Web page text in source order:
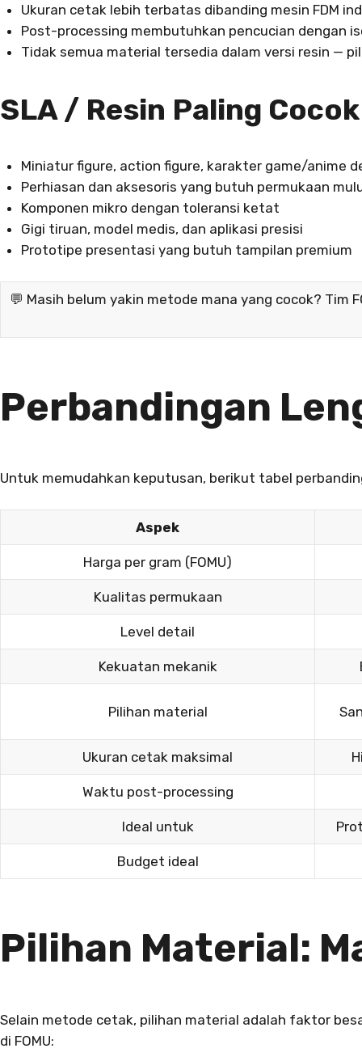
Ukuran cetak lebih terbatas dibanding mesin FDM
Post-processing membutuhkan pencucian dengan
Tidak semua material tersedia dalam versi resin —
SLA / Resin Paling
Miniatur figure, action figure, karakter game/anime
Perhiasan dan aksesoris yang butuh permukaan
Komponen mikro dengan toleransi ketat
Gigi tiruan, model medis, dan aplikasi presisi
Prototipe presentasi yang butuh tampilan premium
💬 Masih belum yakin metode mana yang cocok?
Perbandingan
Untuk memudahkan keputusan, berikut tabel
Aspek
Harga per gram (FOMU)
Kualitas permukaan
Level detail
Kekuatan mekanik
Pilihan material
Ukuran cetak maksimal
Waktu post-processing
Ideal untuk
Budget ideal
Pilihan Material:
Selain metode cetak, pilihan material adalah faktor
di FOMU: